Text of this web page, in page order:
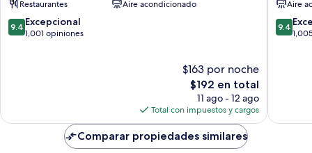
Hotel
Collection
Centro
Restaurantes
Aire acondicionado
9.4
de
9.4 Excepcional
1,001 opiniones
$163 por noche
El
precio
actual
es
de
$192
$192 en total
11 ago - 12 ago
Total con impuestos y cargos
Brujas
Aire
9.4
de
9.4
Comparar propiedades similares